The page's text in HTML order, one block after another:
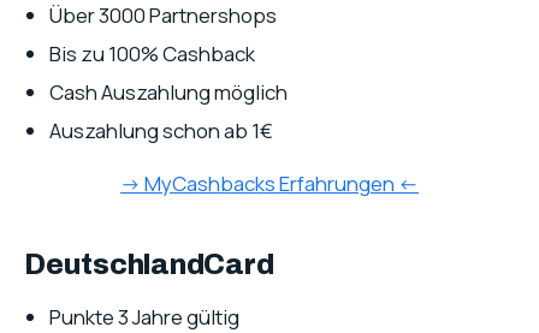
Über 3000 Partnershops
Bis zu 100% Cashback
Cash Auszahlung möglich
Auszahlung schon ab 1€
-> MyCashbacks Erfahrungen <-
DeutschlandCard
Punkte 3 Jahre gültig